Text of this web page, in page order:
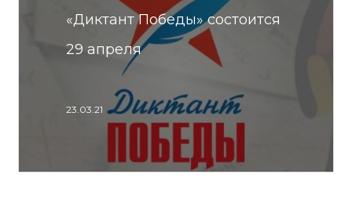
«Диктант Победы» состоится
29 апреля
23.03.21